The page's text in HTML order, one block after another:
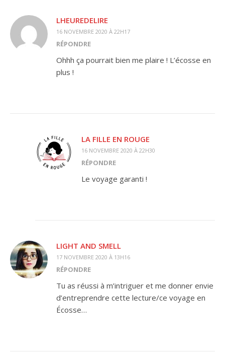
LHEUREDELIRE
16 NOVEMBRE 2020 À 22H17
RÉPONDRE
Ohhh ça pourrait bien me plaire ! L’écosse en
plus !
LA FILLE EN ROUGE
16 NOVEMBRE 2020 À 22H30
RÉPONDRE
Le voyage garanti !
LIGHT AND SMELL
17 NOVEMBRE 2020 À 13H16
RÉPONDRE
Tu as réussi à m’intriguer et me donner envie
d’entreprendre cette lecture/ce voyage en
Écosse…